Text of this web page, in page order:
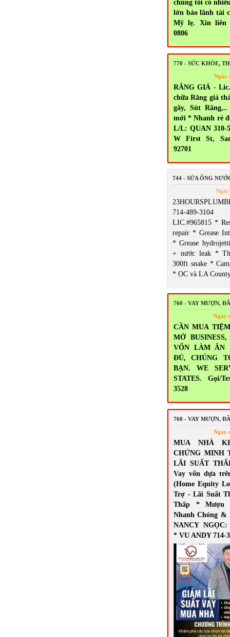
chúng tôi có
lớn bảo lãnh tài
Mỹ lẹ. Xin liên
0806
770 - SỨC KHỎE,
Ngày
RĂNG GIẢ -
chữa Răng giả
gãy, Sút
mới * Nhanh rẻ
L/L: QUAN 310-
W First St,
92701
744 - SỬA ỐNG
Ngày
714-489-3104
LIC.#965815 *
repair * Grease
* Grease
+ nước leak *
300ft snake *
* OC và LA
760 - VAY MƯỢN,
Ngày
CẦN MUA
MỞ
VỐN LÀM ĂN
ĐỦ, CHÚNG
BẠN. WE
STATES. Gọi/
3528
760 - VAY MƯỢN,
Ngày
MUA NHÀ
CHỨNG MINH
LÃI SUẤT
Vay vốn dựa
(Home Equity
Trợ - Lãi Suất
Thấp * Mượn
Nhanh Chóng &
NANCY NGỌC:
* VU ANDY 714-